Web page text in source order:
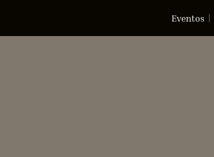
Eventos